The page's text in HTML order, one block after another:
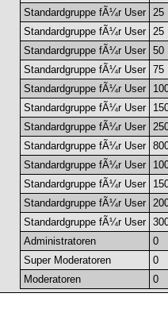
Standardgruppe fÃ¼r User
25
Standardgruppe fÃ¼r User
25
Standardgruppe fÃ¼r User
50
Standardgruppe fÃ¼r User
75
Standardgruppe fÃ¼r User
Standardgruppe fÃ¼r User
Standardgruppe fÃ¼r User
Standardgruppe fÃ¼r User
Standardgruppe fÃ¼r User
Standardgruppe fÃ¼r User
Standardgruppe fÃ¼r User
Standardgruppe fÃ¼r User
Administratoren
0
Super Moderatoren
0
Moderatoren
0